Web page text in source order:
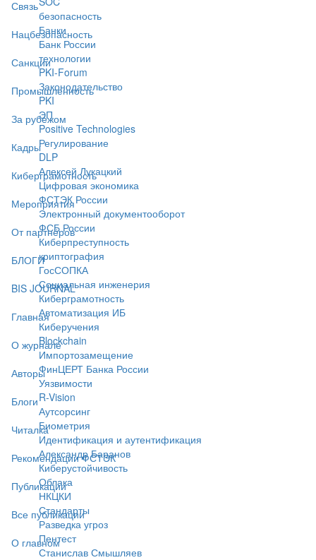
Связь
Нацбезопасность
Санкции
Промышленность
За рубежом
Кадры
Киберграмотность
Мероприятия
От партнёров
БЛОГИ
BIS JOURNAL
Главная
О журнале
Авторы
Блоги
Читалка
Рекомендации ФСТЭК
Публикации
Все публикации
О главном
безопасность
Банки
Банк России
технологии
PKI-Forum
Законодательство
PKI
ЭП
Positive Technologies
Регулирование
DLP
Алексей Лукацкий
Цифровая экономика
ФСТЭК России
Электронный документооборот
ФСБ России
Киберпреступность
криптография
ГосСОПКА
Социальная инженерия
Киберграмотность
Автоматизация ИБ
Киберучения
Blockchain
Импортозамещение
ФинЦЕРТ Банка России
Уязвимости
R-Vision
Аутсорсинг
Биометрия
Идентификация и аутентификация
Александр Баранов
Киберустойчивость
Облака
НКЦКИ
Стандарты
Разведка угроз
Пентест
Станислав Смышляев